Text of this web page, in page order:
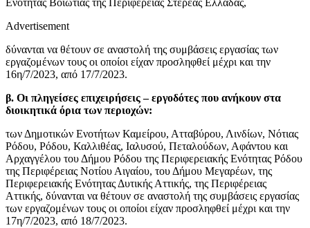
Ενότητας Βοιωτίας της Περιφέρειας Στερεάς Ελλάδας,
Advertisement
δύνανται να θέτουν σε αναστολή της συμβάσεις εργασίας των
εργαζομένων τους οι οποίοι είχαν προσληφθεί μέχρι και την
16η/7/2023, από 17/7/2023.
β. Οι πληγείσες επιχειρήσεις – εργοδότες που ανήκουν στα
διοικητικά όρια των περιοχών:
των Δημοτικών Ενοτήτων Καμείρου, Ατταβύρου, Λινδίων, Νότιας
Ρόδου, Ρόδου, Καλλιθέας, Ιαλυσού, Πεταλούδων, Αφάντου και
Αρχαγγέλου του Δήμου Ρόδου της Περιφερειακής Ενότητας Ρόδου
της Περιφέρειας Νοτίου Αιγαίου, του Δήμου Μεγαρέων, της
Περιφερειακής Ενότητας Δυτικής Αττικής, της Περιφέρειας
Αττικής, δύνανται να θέτουν σε αναστολή της συμβάσεις εργασίας
των εργαζομένων τους οι οποίοι είχαν προσληφθεί μέχρι και την
17η/7/2023, από 18/7/2023.